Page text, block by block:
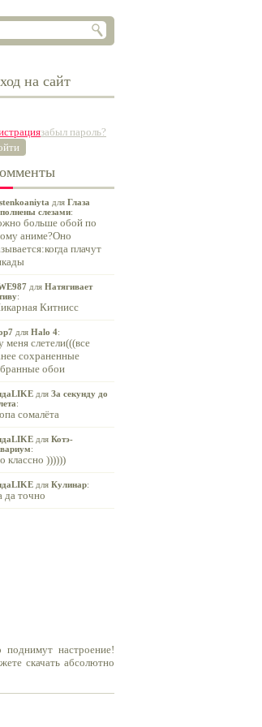
на сайт
забыл пароль?
для Глаза
слезами:
больше обой по
аниме?Оно
плачут
для Натягивает
:
Китнисс
для Halo 4:
меня слетели(((все
сохраненные
обои
для За секунду до
:
сомалёта
для Котэ-
:
классно ))))))
для Кулинар:
да точно
настроение!
скачать абсолютно